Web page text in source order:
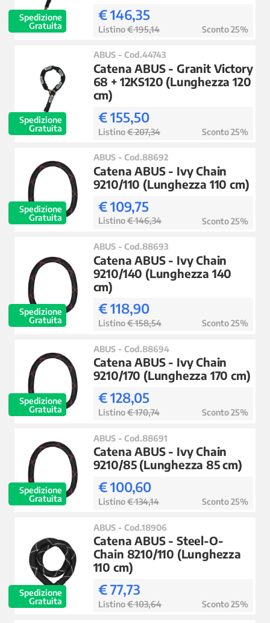
Spedizione
Gratuita
€ 146,35
Listino€ 195,14 Sconto 25%
Spedizione
Gratuita
ABUS - Cod.44743
Catena ABUS - Granit Victory
68 + 12KS120 (Lunghezza 120
cm)
€ 155,50
Listino€ 207,34 Sconto 25%
Spedizione
Gratuita
ABUS - Cod.88692
Catena ABUS - Ivy Chain
9210/110 (Lunghezza 110 cm)
€ 109,75
Listino€ 146,34 Sconto 25%
Spedizione
Gratuita
ABUS - Cod.88693
Catena ABUS - Ivy Chain
9210/140 (Lunghezza 140
cm)
€ 118,90
Listino€ 158,54 Sconto 25%
Spedizione
Gratuita
ABUS - Cod.88694
Catena ABUS - Ivy Chain
9210/170 (Lunghezza 170 cm)
€ 128,05
Listino€ 170,74 Sconto 25%
Spedizione
Gratuita
ABUS - Cod.88691
Catena ABUS - Ivy Chain
9210/85 (Lunghezza 85 cm)
€ 100,60
Listino€ 134,14 Sconto 25%
Spedizione
Gratuita
ABUS - Cod.18906
Catena ABUS - Steel-O-
Chain 8210/110 (Lunghezza
110 cm)
€ 77,73
Listino€ 103,64 Sconto 25%